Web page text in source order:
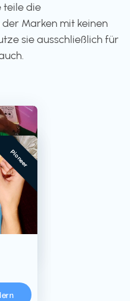
teile die
Marken mit keinen
sie ausschließlich für
Pioneer